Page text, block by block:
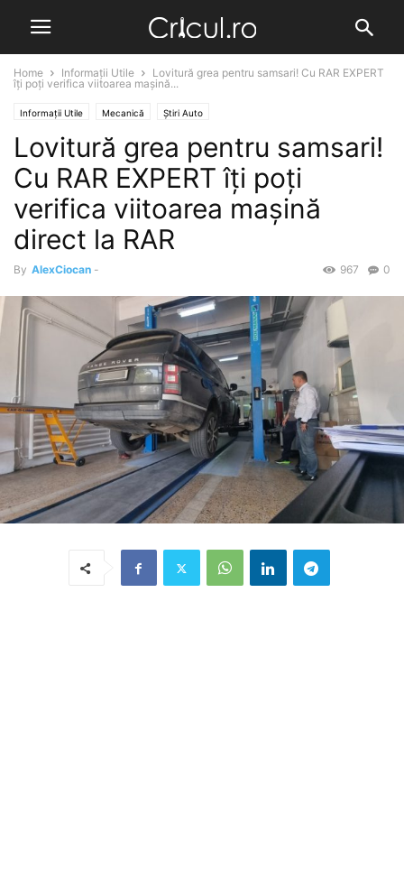
Home Informații Utile
Lovitură grea pentru samsari! Cu RAR EXPERT
îți poți verifica viitoarea mașină...
Informații Utile Mecanică Știri Auto
Lovitură grea pentru samsari!
Cu RAR EXPERT îți poți
verifica viitoarea mașină
direct la RAR
By AlexCiocan - 0
967